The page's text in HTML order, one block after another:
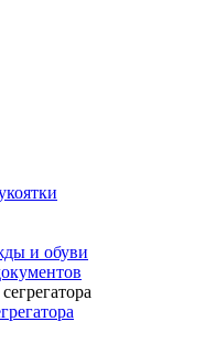
и обуви